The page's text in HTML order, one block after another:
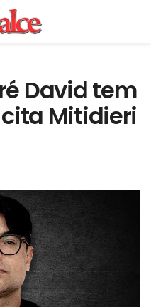
David tem
Mitidieri